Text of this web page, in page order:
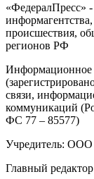
«ФедералПресс»
происшествия,
регионов РФ
Информационное
связи,
коммуникаций
ФС 77 – 85577)
Учредитель: ООО
Главный